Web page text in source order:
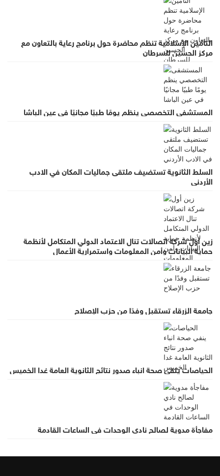
التأمين الإسلامية تنظم محاضرة حول برنامج رعاية بالتعاون مع
مركز الحسين للسرطان
المستشفى التخصصي ينظم يومًا طبيًا مجانيًا في عين الباشا
السلط الثانوية تستضيف ملتقى جماليات المكان في الادب
الأردني
زين أول شركة اتصالات تنال الاعتماد الدولي المتكامل لأنظمة
حماية البيانات وأمن المعلومات واستمرارية الأعمال
جامعة الزرقاء تستقبل وفدًا من حزب الإصلاح
الحياصات ينفي صحة انباء صدور نتائج الثانوية العامة غدا الخميس
مفاجأة مدوية لصالح نادي الوحدات في الساعات القادمة